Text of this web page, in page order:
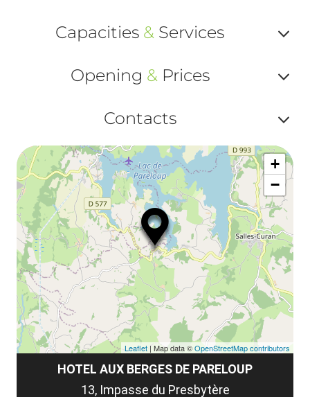
ou
Capacities & Services
ou
Opening &Prices
ou
et
Contacts
ou
HOTEL AUX BERGES DE PARELOUP
13, Impasse du Presbytère
+
−
Leaflet | Map data ©OpenStreetMap contributors